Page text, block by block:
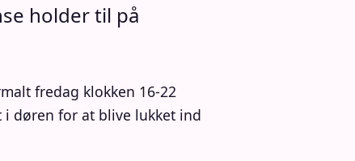
holder til på
fredag klokken 16-22
døren for at blive lukket ind